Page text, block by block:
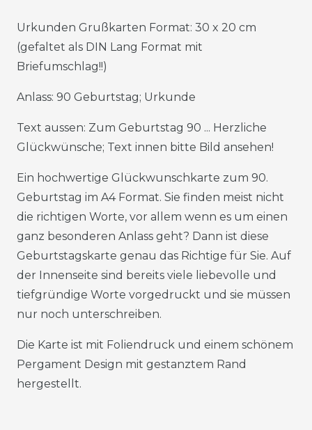
Urkunden Grußkarten Format: 30 x 20 cm
(gefaltet als DIN Lang Format mit
Briefumschlag!!)
Anlass: 90 Geburtstag; Urkunde
Text aussen: Zum Geburtstag 90 ... Herzliche
Glückwünsche; Text innen bitte Bild ansehen!
Ein hochwertige Glückwunschkarte zum 90.
Geburtstag im A4 Format. Sie finden meist nicht
die richtigen Worte, vor allem wenn es um einen
ganz besonderen Anlass geht? Dann ist diese
Geburtstagskarte genau das Richtige für Sie. Auf
der Innenseite sind bereits viele liebevolle und
tiefgründige Worte vorgedruckt und sie müssen
nur noch unterschreiben.
Die Karte ist mit Foliendruck und einem schönem
Pergament Design mit gestanztem Rand
hergestellt.